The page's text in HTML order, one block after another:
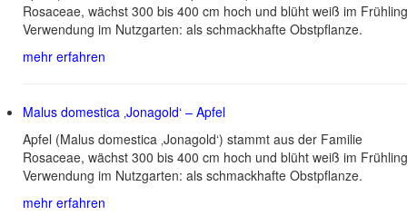
Rosaceae, wächst 300 bis 400 cm hoch und blüht weiß im
Verwendung im Nutzgarten: als schmackhafte Obstpflanze.
mehr erfahren
Malus domestica ‚Jonagold‘ – Apfel
Apfel (Malus domestica ‚Jonagold‘) stammt aus der Familie
Rosaceae, wächst 300 bis 400 cm hoch und blüht weiß im
Verwendung im Nutzgarten: als schmackhafte Obstpflanze.
mehr erfahren